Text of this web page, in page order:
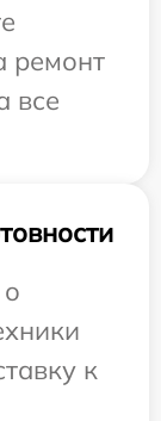
ремонт
все
к